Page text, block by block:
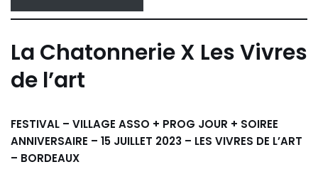
La Chatonnerie X Les Vivres
de l’art
FESTIVAL – VILLAGE ASSO + PROG JOUR + SOIREE
ANNIVERSAIRE – 15 JUILLET 2023 – LES VIVRES DE L’ART
– BORDEAUX